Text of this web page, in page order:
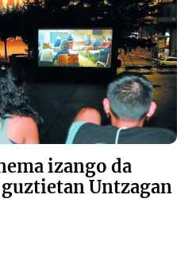
izango da
Untzagan